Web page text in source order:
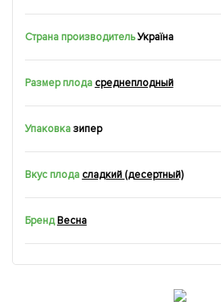
Страна производитель Україна
Размер плода среднеплодный
Упаковказипер
Вкус плода сладкий (десертный)
Бренд Весна